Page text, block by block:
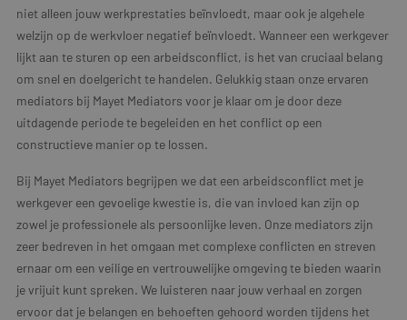
niet alleen jouw werkprestaties beïnvloedt, maar ook je algehele
welzijn op de werkvloer negatief beïnvloedt. Wanneer een werkgever
lijkt aan te sturen op een arbeidsconflict, is het van cruciaal belang
om snel en doelgericht te handelen. Gelukkig staan onze ervaren
mediators bij Mayet Mediators voor je klaar om je door deze
uitdagende periode te begeleiden en het conflict op een
constructieve manier op te lossen.
Bij Mayet Mediators begrijpen we dat een arbeidsconflict met je
werkgever een gevoelige kwestie is, die van invloed kan zijn op
zowel je professionele als persoonlijke leven. Onze mediators zijn
zeer bedreven in het omgaan met complexe conflicten en streven
ernaar om een veilige en vertrouwelijke omgeving te bieden waarin
je vrijuit kunt spreken. We luisteren naar jouw verhaal en zorgen
ervoor dat je belangen en behoeften gehoord worden tijdens het